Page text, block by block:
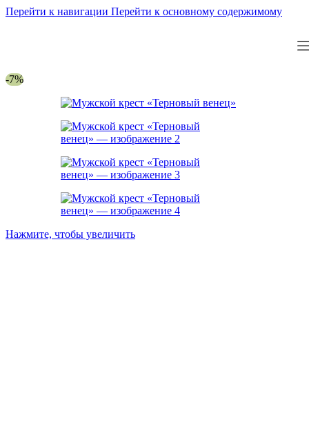
Перейти к навигации Перейти к основному содержимому
-7%
Нажмите, чтобы увеличить